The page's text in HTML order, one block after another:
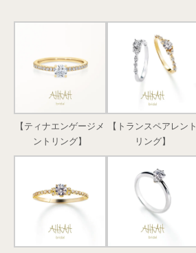
【ティナエンゲージメ
ントリング】
【トランスペアレント
リング】